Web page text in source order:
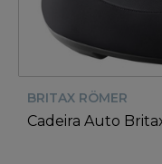
BRITAX RÖMER
Cadeira Auto